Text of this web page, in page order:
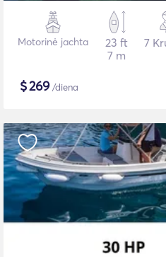
Motorinė jachta
23 ft
7 m
7
$269/diena